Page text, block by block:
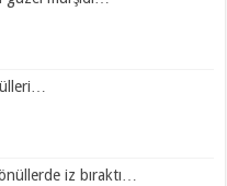
iz bıraktı…